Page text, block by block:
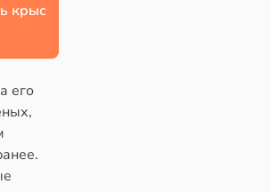
крыс
его